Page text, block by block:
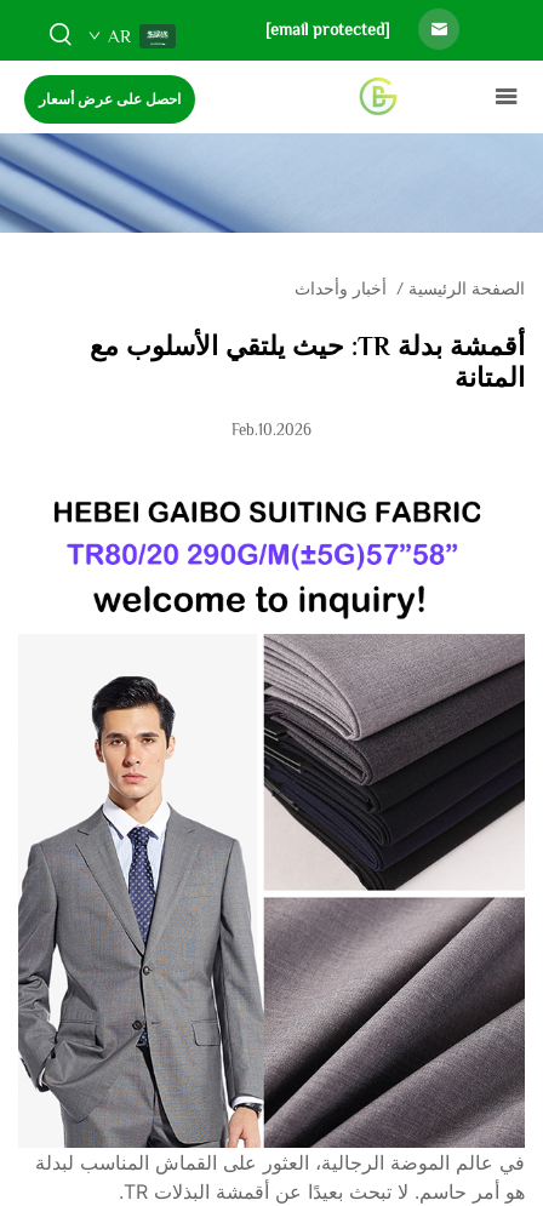
[email protected]
AR
احصل على عرض أسعار
الصفحة الرئيسية / أخبار وأحداث
أقمشة بدلة TR: حيث يلتقي الأسلوب مع
المتانة
Feb.10.2026
في عالم الموضة الرجالية، العثور على القماش المناسب لبدلة
هو أمر حاسم. لا تبحث بعيدًا عن أقمشة البذلات TR.